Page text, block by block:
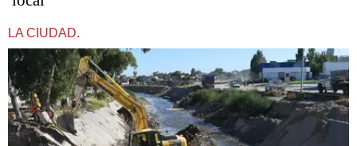
LA CIUDAD.